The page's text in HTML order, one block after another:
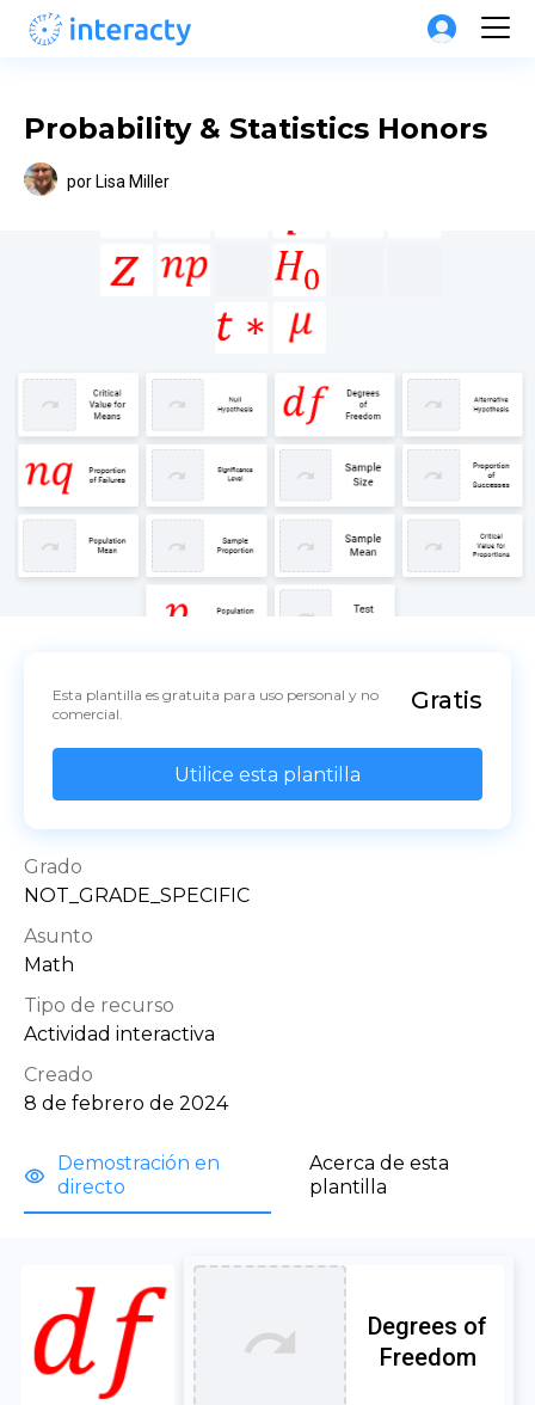
Probability & Statistics Honors
porLisa Miller
Esta plantilla es gratuita para uso personal y no
comercial.
Gratis
Utilice esta plantilla
Grado
NOT_GRADE_SPECIFIC
Asunto
Math
Tipo de recurso
Actividad interactiva
Creado
8 de febrero de 2024
Demostración en
directo
Acerca de esta
plantilla